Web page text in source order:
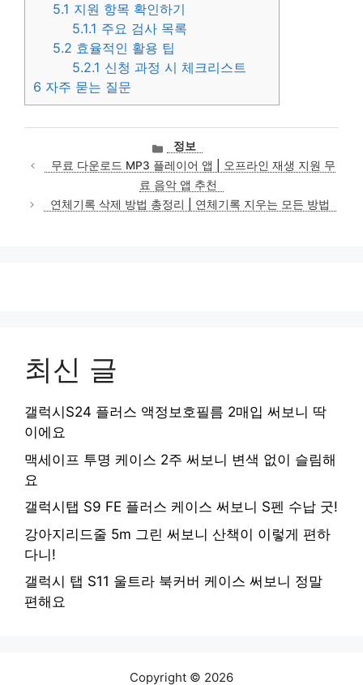
5.1 지원 항목 확인하기
5.1.1 주요 검사 목록
5.2 효율적인 활용 팁
5.2.1 신청 과정 시 체크리스트
6 자주 묻는 질문
카
테
고
리
정보
무료 다운로드 MP3 플레이어 앱 | 오프라인 재생 지원 무
료 음악 앱 추천
연체기록 삭제 방법 총정리 | 연체기록 지우는 모든 방법
최신 글
갤럭시S24 플러스 액정보호필름 2매입 써보니 딱
이에요
맥세이프 투명 케이스 2주 써보니 변색 없이 슬림해
요
갤럭시탭 S9 FE 플러스 케이스 써보니 S펜 수납 굿!
강아지리드줄 5m 그린 써보니 산책이 이렇게 편하
다니!
갤럭시 탭 S11 울트라 북커버 케이스 써보니 정말
편해요
Copyright © 2026